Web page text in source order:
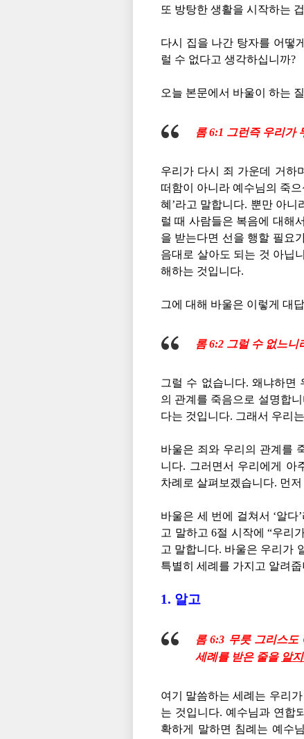
또 방탕한 생활을 시작하는
다시 집을 나간 탕자를 어떻
럴 수 없다고 생각하십니까?
오늘 본문에서 바울이 하는
롬 6:1 그런즉 우리가
우리가 다시 죄 가운데 거하
떠함이 아니라 예수님의 죽
혜’라고 말합니다. 뿐만 아니
럴 때 사람들은 복음에 대해
을 받는다면 선을 행할 필요
음대로 살아도 되는 것 아닙
해하는 것입니다.
그에 대해 바울은 이렇게 대
롬 6:2 그럴 수 없느
그럴 수 없습니다. 왜냐하면
의 관계를 죽음으로 설명합
다는 것입니다. 그래서 우리
바울은 죄와 우리의 관계를
니다. 그러면서 우리에게 아
차례로 살펴보겠습니다. 먼저
바울은 세 번에 걸쳐서 ‘알
고 말하고 6절 시작에 “우리
고 말합니다. 바울은 우리가
특별히 세례를 가지고 알려줍
1. 알고
롬 6:3 무릇 그리스
세례를 받은 줄을 알
여기 말씀하는 세례는 우리
는 것입니다. 예수님과 연합
확하게 말하면 침례는 예수